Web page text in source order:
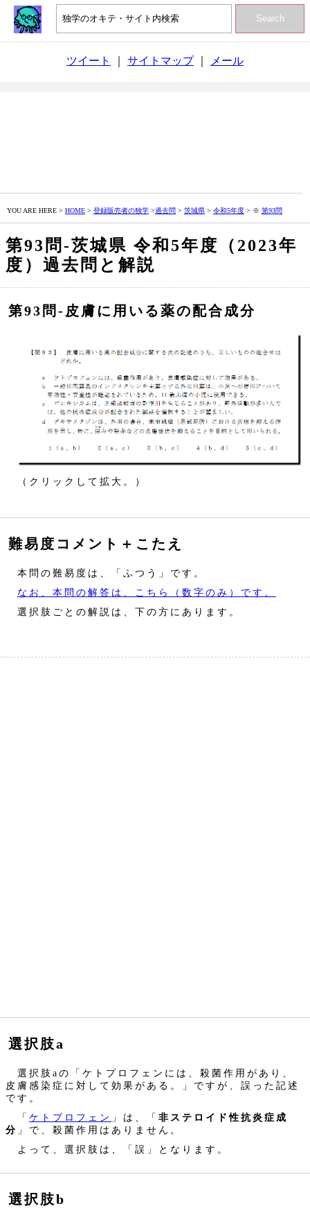
Search
ツイート サイトマップ｜ メール
YOU ARE HERE > HOME > 登録販売者の独学 >過去問 > 茨城県 > 令和5年度 > ※ 第93問
第93問‐茨城県 令和5年度（2023年
度）過去問と解説
第93問‐皮膚に用いる薬の配合成分
（クリックして拡大。）
難易度コメント＋こたえ
本問の難易度は、「ふつう」です。
なお、本問の解答は、こちら（数字のみ）です。
選択肢ごとの解説は、下の方にあります。
選択肢a
選択肢aの「ケトプロフェンには、殺菌作用があり、
皮膚感染症に対して効果がある。」ですが、誤った記述
です。
「 ケトプロフェン 」は、「 非ステロイド性抗炎症成
分 」で、殺菌作用はありません。
よって、選択肢は、「誤」となります。
選択肢b